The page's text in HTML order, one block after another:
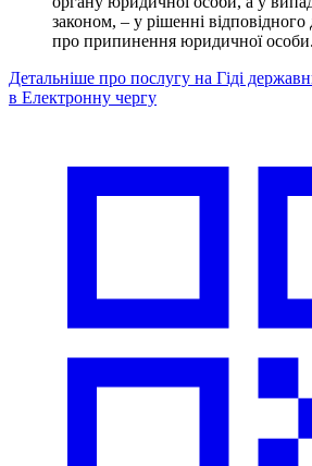
законом, – у рішенні
про припинення юридичної особи.
Детальніше про послугу на Гіді
в Електронну чергу